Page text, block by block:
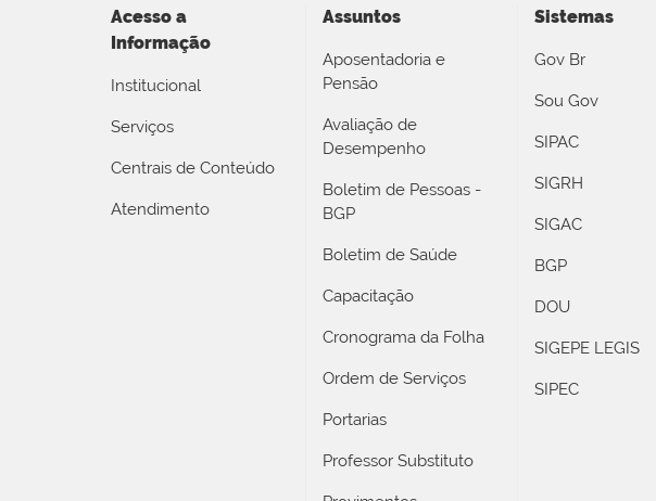
Acesso a
Informação
Institucional
Serviços
Centrais de Conteúdo
Atendimento
Assuntos
Aposentadoria e
Pensão
Avaliação de
Desempenho
Boletim de Pessoas -
BGP
Boletim de Saúde
Capacitação
Cronograma da Folha
Ordem de Serviços
Portarias
Professor Substituto
Sistemas
Gov Br
Sou Gov
SIPAC
SIGRH
SIGAC
BGP
DOU
SIGEPE LEGIS
SIPEC